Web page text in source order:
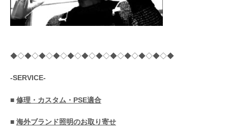
◆◇◆◇◆◇◆◇◆◇◆◇◆◇◆◇◆◇◆◇◆◇◆
-SERVICE-
■ 修理・カスタム・PSE適合
■ 海外ブランド照明のお取り寄せ